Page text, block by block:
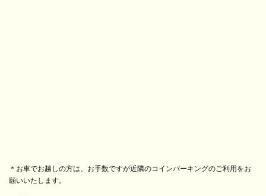
＊お車でお越しの方は、お手数ですが近隣のコインパーキングのご利用をお
願いいたします。